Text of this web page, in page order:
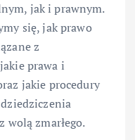
jak i prawnym.
się, jak prawo
z
prawa i
jakie procedury
wolą zmarłego.